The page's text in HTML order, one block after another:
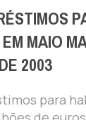
MAIO
2003
para